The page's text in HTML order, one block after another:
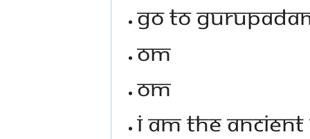
Go to
Om
Om
I am the